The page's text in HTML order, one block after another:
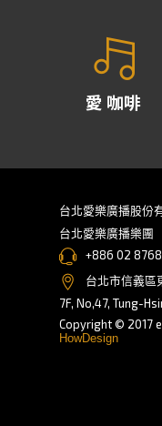
愛 咖啡
台北愛樂廣播股份
台北愛樂廣播
+886 02
台北市信義區
7F, No,47, Tung-
Copyright © 2017
HowDesign